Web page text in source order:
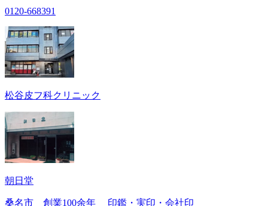
0120-668391
松谷皮フ科クリニック
朝日堂
桑名市 創業100余年 印鑑・実印・会社印